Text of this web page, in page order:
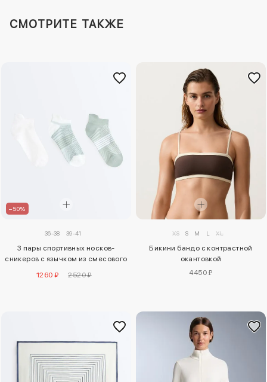
СМОТРИТЕ ТАКЖЕ
–50%
36-38 39-41
3 пары спортивных носков-
сникеров с язычком из смесового
1260 ₽ 2520 ₽
XS S M L XL
Бикини бандо с контрастной
окантовкой
4450 ₽